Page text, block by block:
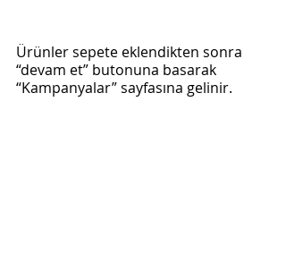
Ürünler sepete eklendikten sonra
“devam et” butonuna basarak
“Kampanyalar” sayfasına gelinir.